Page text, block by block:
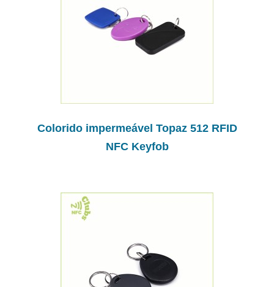
Colorido impermeável Topaz 512 RFID
NFC Keyfob